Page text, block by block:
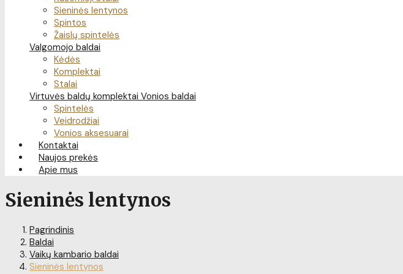
Sieninės lentynos
Spintos
Žaislų spintelės
Valgomojo baldai
Kėdės
Komplektai
Stalai
Virtuvės baldų komplektai Vonios baldai
Spintelės
Veidrodžiai
Vonios aksesuarai
Kontaktai
Naujos prekės
Apie mus
Sieninės lentynos
Pagrindinis
Baldai
Vaikų kambario baldai
Sieninės lentynos